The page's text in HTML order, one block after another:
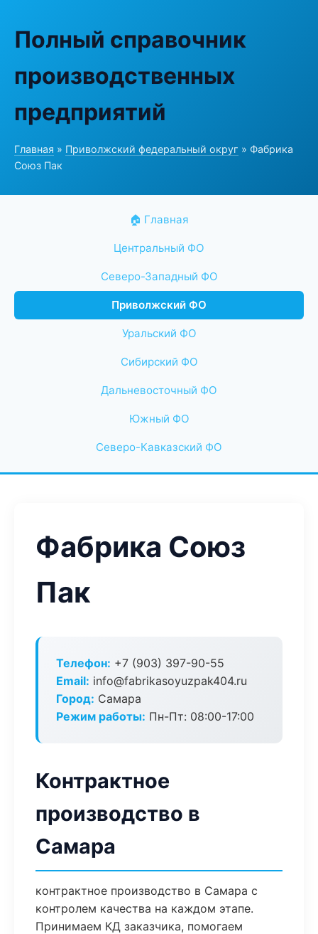
Полный справочник
производственных
предприятий
Главная » Приволжский федеральный округ » Фабрика
Союз Пак
🏠 Главная
Центральный ФО
Северо-Западный ФО
Приволжский ФО
Уральский ФО
Сибирский ФО
Дальневосточный ФО
Южный ФО
Северо-Кавказский ФО
Фабрика Союз
Пак
Телефон: +7 (903) 397-90-55
Email: info@fabrikasoyuzpak404.ru
Город: Самара
Режим работы: Пн-Пт: 08:00-17:00
Контрактное
производство в
Самара
контрактное производство в Самара с
контролем качества на каждом этапе.
Принимаем КД заказчика, помогаем